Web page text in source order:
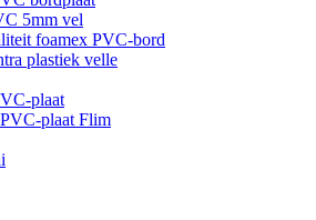
5mm vel
foamex PVC-bord
plastiek velle
plaat
plaat Flim